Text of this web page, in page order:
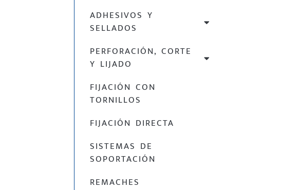
ADHESIVOS Y
SELLADOS
PERFORACIÓN, CORTE
Y LIJADO
FIJACIÓN CON
TORNILLOS
FIJACIÓN DIRECTA
SISTEMAS DE
SOPORTACIÓN
REMACHES